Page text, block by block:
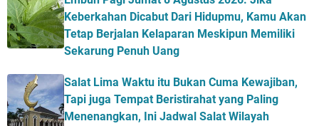
Keberkahan Dicabut Dari Hidupmu, Kamu Akan
Tetap Berjalan Kelaparan Meskipun Memiliki
Sekarung Penuh Uang
Salat Lima Waktu itu Bukan Cuma Kewajiban,
Tapi juga Tempat Beristirahat yang Paling
Menenangkan, Ini Jadwal Salat Wilayah